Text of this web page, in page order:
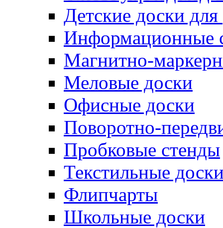
Детские доски
Информационные
Магнитно-
Меловые доски
Офисные доски
Поворотно-
Пробковые стенды
Текстильные
Флипчарты
Школьные доски